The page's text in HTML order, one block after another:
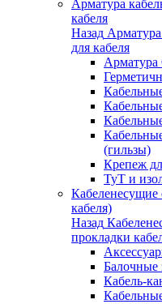
Арматура
кабеля
Назад
для кабеля
(гильзы)
Крепеж
ТуТ и
Кабеленесущие
кабеля)
Назад
прокладки
Кабель-